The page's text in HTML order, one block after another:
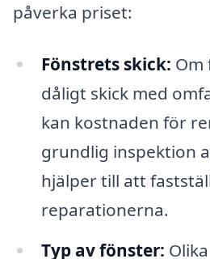
påverka priset:
Fönstrets skick: Om
dåligt skick med
kan kostnaden för
grundlig inspektion
hjälper till att
reparationerna.
Typ av fönster: